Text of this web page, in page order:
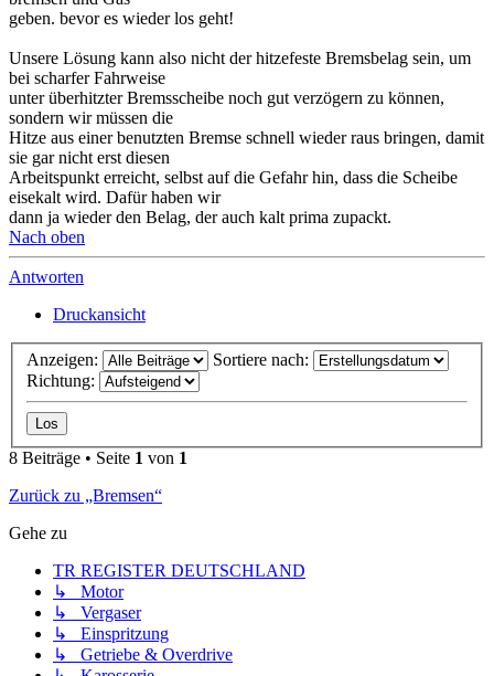
geben. bevor es wieder los geht!
Unsere Lösung kann also nicht der hitzefeste Bremsbelag sein, um
bei scharfer Fahrweise
unter überhitzter Bremsscheibe noch gut verzögern zu können,
sondern wir müssen die
Hitze aus einer benutzten Bremse schnell wieder raus bringen, damit
sie gar nicht erst diesen
Arbeitspunkt erreicht, selbst auf die Gefahr hin, dass die Scheibe
eisekalt wird. Dafür haben wir
dann ja wieder den Belag, der auch kalt prima zupackt.
Nach oben
Antworten
Druckansicht
Anzeigen:
Sortiere nach:
Richtung:
8 Beiträge • Seite 1 von 1
Zurück zu „Bremsen“
Gehe zu
TR REGISTER DEUTSCHLAND
↳ Motor
↳ Vergaser
↳ Einspritzung
↳ Getriebe & Overdrive